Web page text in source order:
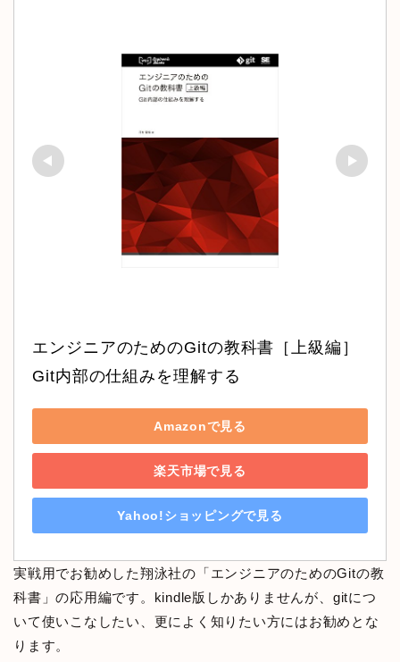
エンジニアのためのGitの教科書［上級編］
Git内部の仕組みを理解する
Amazonで見る
楽天市場で見る
Yahoo!ショッピングで見る
実戦用でお勧めした翔泳社の「エンジニアのためのGitの教
科書」の応用編です。kindle版しかありませんが、gitにつ
いて使いこなしたい、更によく知りたい方にはお勧めとな
ります。